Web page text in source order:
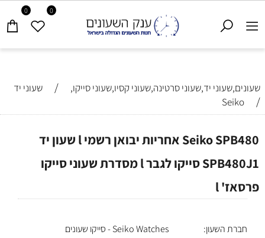
0 0
שעונים,שעוני יד,שעוני סרטינה,שעוני קסיו,שעוני סייקו, / שעוני יד
/
Seiko
Seiko SPB480 אחריות יבואן רשמי l שעון יד
SPB480J1 סייקו לגבר l מסדרת שעוני סייקו
פרסאז' l
חברת השעון:
Seiko Watches - סייקו שעונים